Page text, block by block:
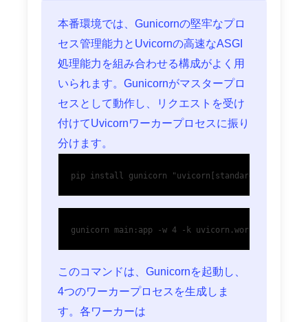
本番環境では、Gunicornの堅牢なプロ
セス管理能力とUvicornの高速なASGI
処理能力を組み合わせる構成がよく用
いられます。Gunicornがマスタープロ
セスとして動作し、リクエストを受け
付けてUvicornワーカープロセスに振り
分けます。
pip install gunicorn "uvicorn[standard]"
gunicorn main:app -w 4 -k
このコマンドは、Gunicornを起動し、
4つのワーカープロセスを生成しま
す。各ワーカーは